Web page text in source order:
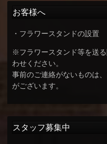
お客様へ
・フラワースタンドの設置
※フラワースタンド等を送
わせください。
事前のご連絡がないものは
がございます。
スタッフ募集中